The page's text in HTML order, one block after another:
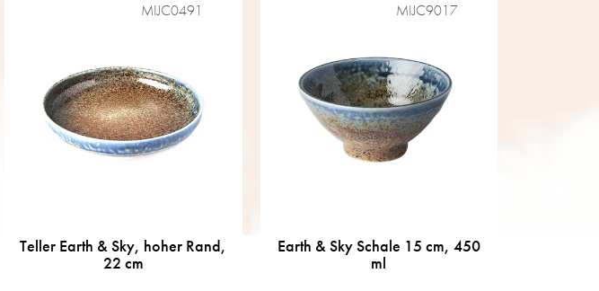
Teller Earth & Sky, hoher Rand,
22 cm
MIJC0491
Earth & Sky Schale 15 cm, 450
ml
MIJC9017